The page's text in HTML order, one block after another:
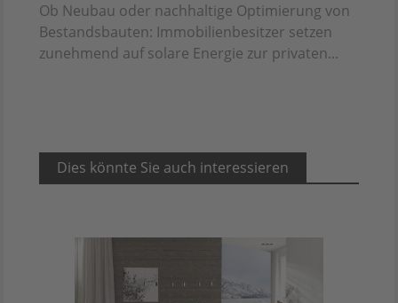
Ob Neubau oder nachhaltige Optimierung von
Bestandsbauten: Immobilienbesitzer setzen
zunehmend auf solare Energie zur privaten...
Dies könnte Sie auch interessieren